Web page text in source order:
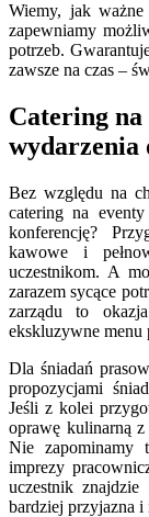
Wiemy, jak ważne
zapewniamy
potrzeb.
zawsze na czas –
Catering
wydarzenia
Bez względu na
catering na
konferencję?
kawowe i
uczestnikom. A
zarazem sycące
zarządu to
ekskluzywne menu
Dla śniadań
propozycjami
Jeśli z kolei
oprawę kulinarną
Nie zapominamy
imprezy
uczestnik
bardziej przyjazna i